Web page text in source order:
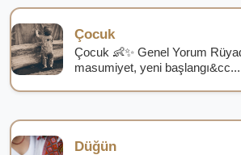
Çocuk
Çocuk 👶✨ Genel Yorum
masumiyet, yeni başlangı&cc...
Düğün